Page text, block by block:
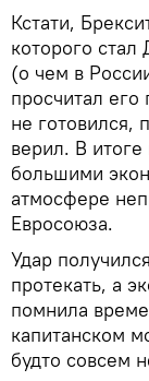
Кстати,
которого
(о чем в
просчитал
не готовился,
верил. В
большими
атмосфере
Евросоюза.
Удар
протекать, а
помнила
капитанском
будто совсем